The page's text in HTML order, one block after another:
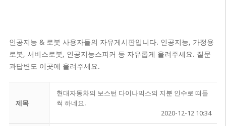
인공지능 & 로봇 사용자들의 자유게시판입니다. 인공지능, 가정용
로봇, 서비스로봇, 인공지능스피커 등 자유롭게 올려주세요. 질문
과답변도 이곳에 올려주세요.
제목
현대자동차의 보스턴 다이나믹스의 지분 인수로 떠들
썩 하네요.
2020-12-12 10:34